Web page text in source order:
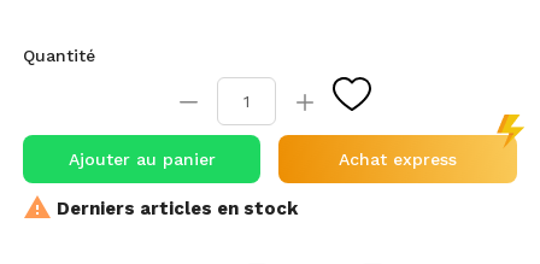
Quantité
Ajouter au panier Achat express
 Derniers articles en stock